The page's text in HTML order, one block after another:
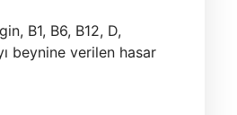
B1, B6, B12, D,
beynine verilen hasar